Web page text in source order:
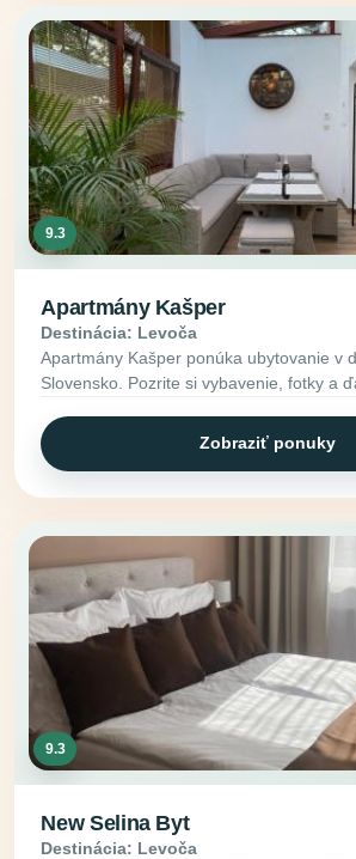
9.3
Apartmány Kašper
Destinácia: Levoča
Apartmány Kašper ponúka ubytovanie v
Slovensko. Pozrite si vybavenie, fotky a
Zobraziť ponuky
9.3
New Selina Byt
Destinácia: Levoča